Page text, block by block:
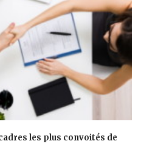
les plus convoités de